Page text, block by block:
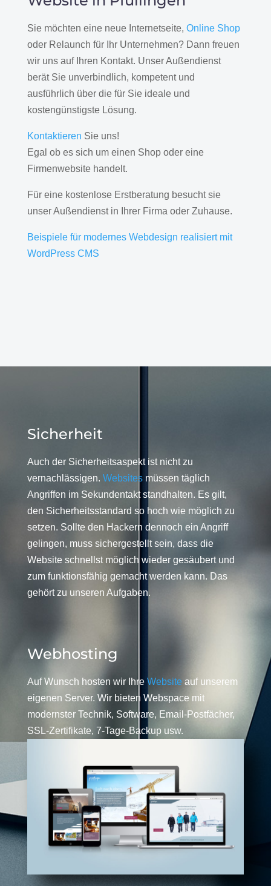
Sie möchten eine neue Internetseite, Online Shop
oder Relaunch für Ihr Unternehmen? Dann freuen
wir uns auf Ihren Kontakt. Unser Außendienst
berät Sie unverbindlich, kompetent und
ausführlich über die für Sie ideale und
kostengünstigste Lösung.
Kontaktieren Sie uns!
Egal ob es sich um einen Shop oder eine
Firmenwebsite handelt.
Für eine kostenlose Erstberatung besucht sie
unser Außendienst in Ihrer Firma oder Zuhause.
Beispiele für modernes Webdesign realisiert mit
WordPress CMS
Sicherheit
Auch der Sicherheitsaspekt ist nicht zu
vernachlässigen. Websitesmüssen täglich
Angriffen im Sekundentakt standhalten. Es gilt,
den Sicherheitsstandard so hoch wie möglich zu
setzen. Sollte den Hackern dennoch ein Angriff
gelingen, muss sichergestellt sein, dass die
Website schnellst möglich wieder gesäubert und
zum funktionsfähig gemacht werden kann. Das
gehört zu unseren Aufgaben.
Webhosting
Auf Wunsch hosten wir Ihre Website auf unserem
eigenen Server. Wir bieten Webspace mit
modernster Technik, Software, Email-Postfächer,
SSL-Zertifikate, 7-Tage-Backup usw.